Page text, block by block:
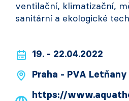
ventilační, klimatizační,
sanitární a ekologické
19. - 22.04.2022
Praha - PVA Letňany
https://